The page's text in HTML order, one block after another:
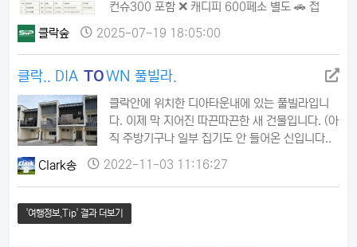
컨슈300 포함 ❌ 캐디피 600페소 별도 🚗 접
최단거리 + 합리적 가격 + 올인클루시브 ✅ 추
가비용 없음 ⚖️ 균형잡힌 선택루이시따CC (45
분 / 4,800페소)✅ 캐디+컨슈300 모두 포함
✅ 추가비용 없음 🏌️ 프리미엄 체험디하이츠CC
(5분 / 5,000페소~)✅ 퍼블릭/멤버 옵션 ✅
가까운 거리 + 최고 서비스 💡 특별 혜택뉴아
시아CC (50분 / 3,350페소)✅ 평일=주말 …
클락숲 2025-07-19 18:05:00
클락.. DIA TOWN 풀빌라.
클락안에 위치한 디아타운내에 있는 풀빌라입니
다. 이제 막 지어진 따끈따끈한 새 건물입니다. (아
직 주방기구나 일부 집기도 안 들어온 신입니다..
당,포커클럽(12월 오픈 예정),포츈 카지노,넓은
잔디밭등도 쉽게 이용할수있습니다. 새 건물이다
보니 깨끗함과 최신 감각의 인테리어와 친절한 직
원들의 서비스는 기본 장착하였습니다. 5룸 9개동
Clark송 2022-11-03 11:16:27
'여행정보,Tip' 결과 더보기